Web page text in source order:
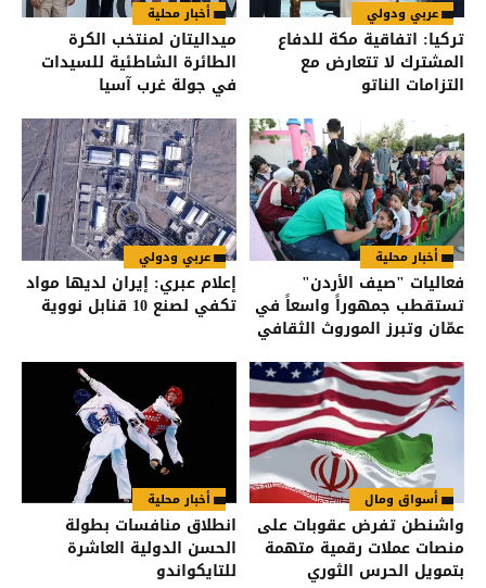
عربي ودولي
تركيا: اتفاقية مكة للدفاع
المشترك لا تتعارض مع
التزامات الناتو
أخبار محلية
ميداليتان لمنتخب الكرة
الطائرة الشاطئية للسيدات
في جولة غرب آسيا
أخبار محلية
فعاليات "صيف الأردن"
تستقطب جمهوراً واسعاً في
عمّان وتبرز الموروث الثقافي
عربي ودولي
إعلام عبري: إيران لديها مواد
تكفي لصنع 10 قنابل نووية
أسواق ومال
واشنطن تفرض عقوبات على
منصات عملات رقمية متهمة
بتمويل الحرس الثوري
أخبار محلية
انطلاق منافسات بطولة
الحسن الدولية العاشرة
للتايكواندو